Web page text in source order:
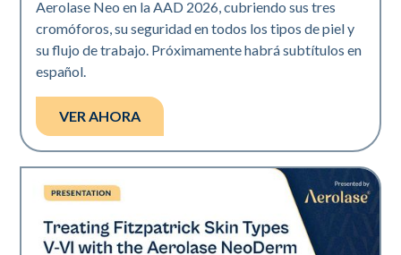
Aerolase Neo en la AAD 2026, cubriendo sus tres
cromóforos, su seguridad en todos los tipos de piel y
su flujo de trabajo. Próximamente habrá subtítulos en
español.
VER AHORA